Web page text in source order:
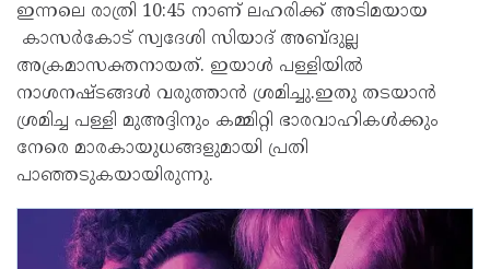
ഇന്നലെ രാത്രി 10:45 നാണ് ലഹരിക്ക് അടിമയായ
കാസര്‍കോട് സ്വദേശി സിയാദ് അബ്ദുല്ല
അക്രമാസക്തനായത്. ഇയാൾ പള്ളിയിൽ
നാശനഷ്‌ടങ്ങൾ വരുത്താൻ ശ്രമിച്ചു.ഇതു തടയാന്‍
ശ്രമിച്ച പള്ളി മുഅദ്ദിനും കമ്മിറ്റി ഭാരവാഹികള്‍ക്കും
നേരെ മാരകായുധങ്ങളുമായി പ്രതി
പാഞ്ഞടുകയായിരുന്നു.